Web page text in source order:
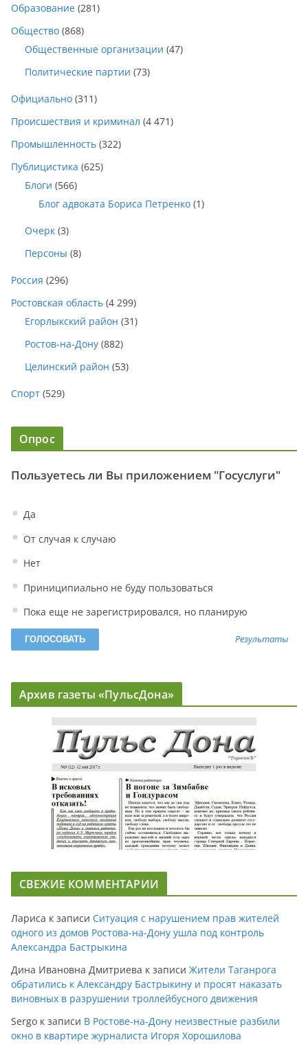
Образование (281)
Общество (868)
Общественные организации (47)
Политические партии (73)
Официально (311)
Происшествия и криминал (4 471)
Промышленность (322)
Публицистика (625)
Блоги (566)
Блог адвоката Бориса Петренко (1)
Очерк (3)
Персоны (8)
Россия (296)
Ростовская область (4 299)
Егорлыкский район (31)
Ростов-на-Дону (882)
Целинский район (53)
Спорт (529)
Опрос
Пользуетесь ли Вы приложением "Госуслуги"
Да
От случая к случаю
Нет
Приниципиально не буду пользоваться
Пока еще не зарегистрировался, но планирую
Результаты
Архив газеты «ПульсДона»
СВЕЖИЕ КОММЕНТАРИИ
Лариса к записи Ситуация с нарушением прав жителей
одного из домов Ростова-на-Дону ушла под контроль
Александра Бастрыкина
Дина Ивановна Дмитриева к записи Жители Таганрога
обратились к Александру Бастрыкину и просят наказать
виновных в разрушении троллейбусного движения
Sergo к записи В Ростове-на-Дону неизвестные разбили
окно в квартире журналиста Игоря Хорошилова